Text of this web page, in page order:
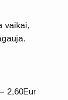
vaikai,
2,60Eur